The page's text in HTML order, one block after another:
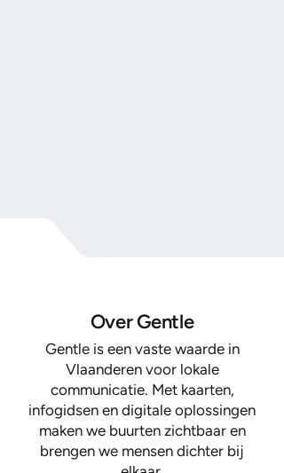
Over Gentle
Gentle is een vaste waarde in
Vlaanderen voor lokale
communicatie. Met kaarten,
infogidsen en digitale oplossingen
maken we buurten zichtbaar en
brengen we mensen dichter bij